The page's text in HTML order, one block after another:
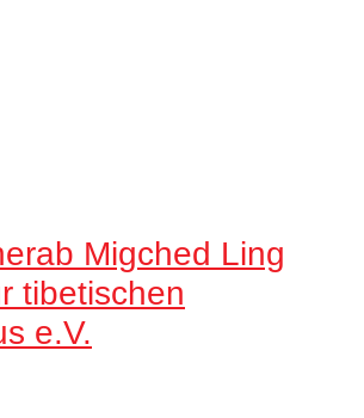
Migched Ling
tibetischen
e.V.